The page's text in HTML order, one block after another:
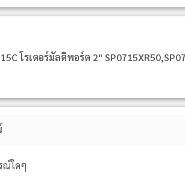
โรเตอร์มัลติพอร์ต 2"
ณ์ใดๆ